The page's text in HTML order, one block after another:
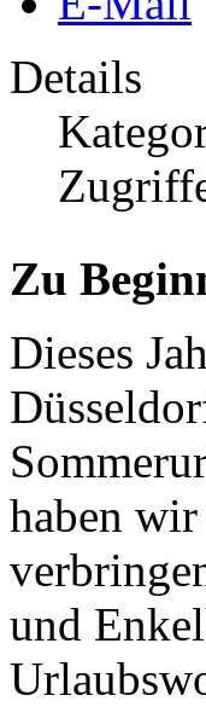
Details
Zu
Dieses
haben
und